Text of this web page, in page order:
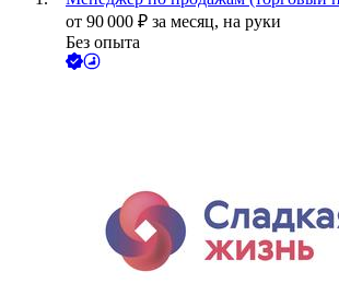
от 90 000 ₽ за месяц, на руки
Без опыта